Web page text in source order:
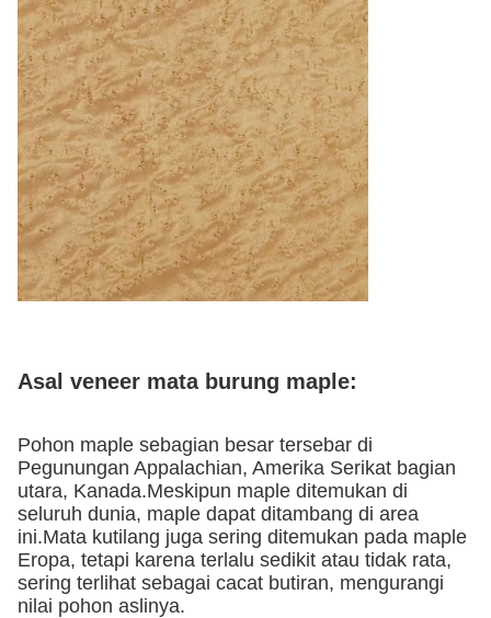
Asal veneer mata burung maple:
Pohon maple sebagian besar tersebar di
Pegunungan Appalachian, Amerika Serikat bagian
utara, Kanada.Meskipun maple ditemukan di
seluruh dunia, maple dapat ditambang di area
ini.Mata kutilang juga sering ditemukan pada maple
Eropa, tetapi karena terlalu sedikit atau tidak rata,
sering terlihat sebagai cacat butiran, mengurangi
nilai pohon aslinya.